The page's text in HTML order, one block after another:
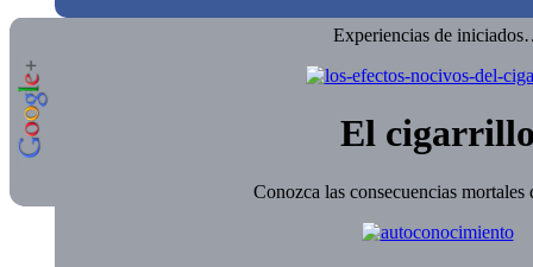
Experiencias de
El
Conozca las consecuencias mortales